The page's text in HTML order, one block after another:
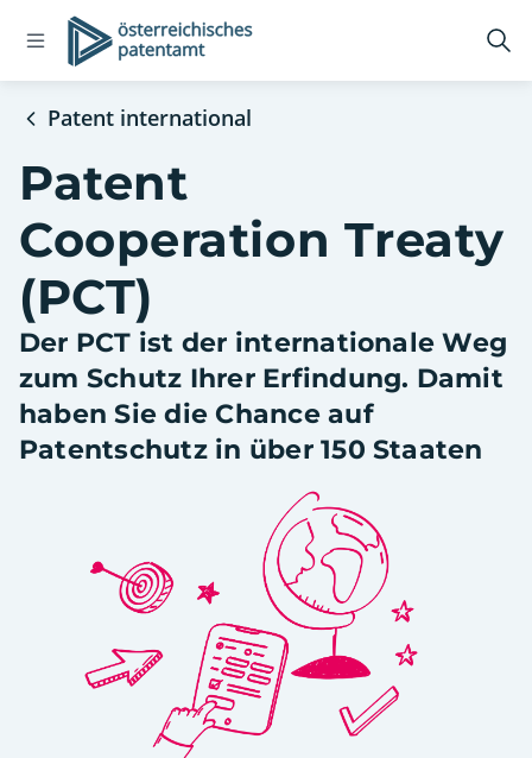
Open
navigation
Logo
Patent international
Patent
Cooperation Treaty
(PCT)
Der PCT ist der internationale Weg
zum Schutz Ihrer Erfindung. Damit
haben Sie die Chance auf
Patentschutz in über 150 Staaten